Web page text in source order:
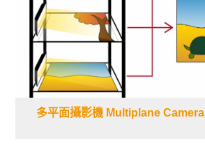
多平面攝影機 Multiplane Camera